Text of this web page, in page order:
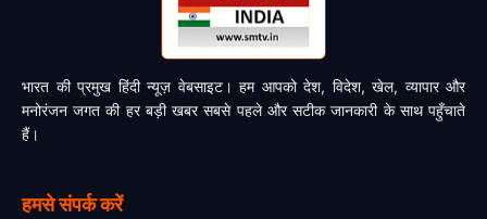
भारत की प्रमुख हिंदी न्यूज़ वेबसाइट। हम आपको देश, विदेश, खेल, व्यापार और
मनोरंजन जगत की हर बड़ी खबर सबसे पहले और सटीक जानकारी के साथ पहुँचाते
हैं।
हमसे संपर्क करें